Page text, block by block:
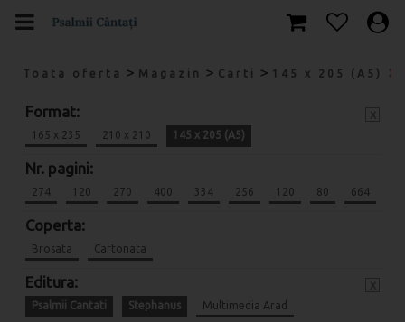
Toata oferta > Magazin > Carti > 145 x 205 (A5)
Format:
165 x 235 210 x 210 145 x 205 (A5)
Nr. pagini:
274 120 270 400 334 256 120 80 664
Coperta:
Brosata Cartonata
Editura:
Psalmii Cantati Stephanus Multimedia Arad